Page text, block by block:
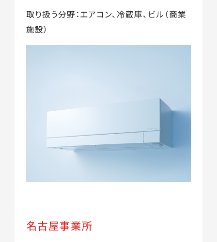
取り扱う分野：エアコン、冷蔵庫、ビル（商業
施設）
名古屋事業所